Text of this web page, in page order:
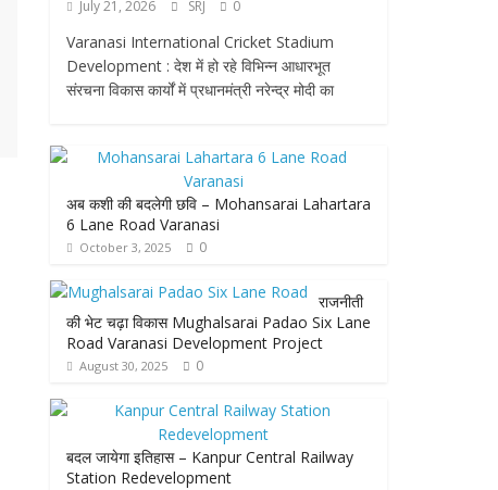
July 21, 2026 SRJ 0
Varanasi International Cricket Stadium
Development : देश में हो रहे विभिन्न आधारभूत
संरचना विकास कार्यों में प्रधानमंत्री नरेन्द्र मोदी का
अब कशी की बदलेगी छवि – Mohansarai Lahartara
6 Lane Road Varanasi
October 3, 2025 0
राजनीती
की भेट चढ़ा विकास Mughalsarai Padao Six Lane
Road Varanasi Development Project
August 30, 2025 0
बदल जायेगा इतिहास – Kanpur Central Railway
Station Redevelopment